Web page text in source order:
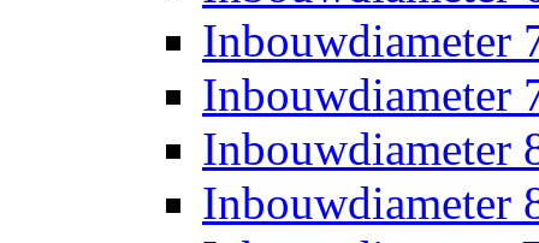
Inbouwdiameter
Inbouwdiameter
Inbouwdiameter
Inbouwdiameter